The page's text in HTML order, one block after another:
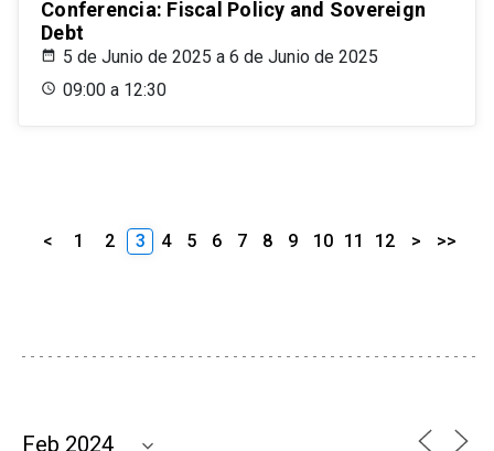
Conferencia: Fiscal Policy and Sovereign
Debt
5 de Junio de 2025 a 6 de Junio de 2025
09:00 a 12:30
< 1 2 3 4 5 6 7 8 9 10 11 12 > >>